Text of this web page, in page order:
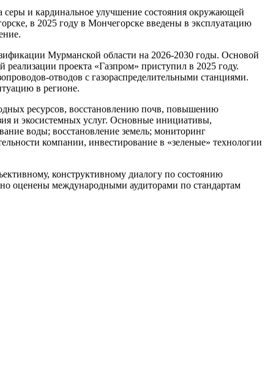
и кардинальное улучшение состояния окружающей
в 2025 году в Мончегорске введены в эксплуатацию
Мурманской области на 2026-2030 годы. Основой
проекта «Газпром» приступил в 2025 году.
отводов с газораспределительными станциями.
в регионе.
ресурсов, восстановлению почв, повышению
и экосистемных услуг. Основные инициативы,
воды; восстановление земель; мониторинг
компании, инвестирование в «зеленые» технологии
конструктивному диалогу по состоянию
оценены международными аудиторами по стандартам